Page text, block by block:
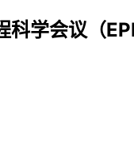
学会议（